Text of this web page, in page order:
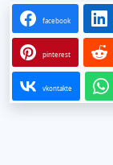
facebook
pinterest
vkontakte